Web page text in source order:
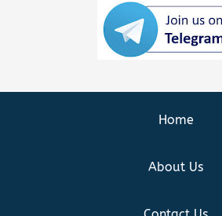
Home
About Us